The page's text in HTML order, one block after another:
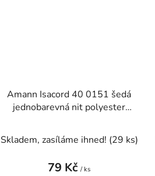
Amann Isacord 40 0151 šedá
jednobarevná nit polyester
Skladem, zasíláme ihned! (29 ks)
79 Kč/ ks